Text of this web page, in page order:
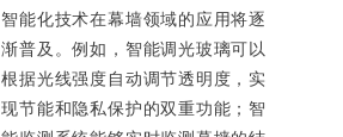
智能化技术在幕墙领域的应用将逐
渐普及。例如，智能调光玻璃可以
根据光线强度自动调节透明度，实
现节能和隐私保护的双重功能；智